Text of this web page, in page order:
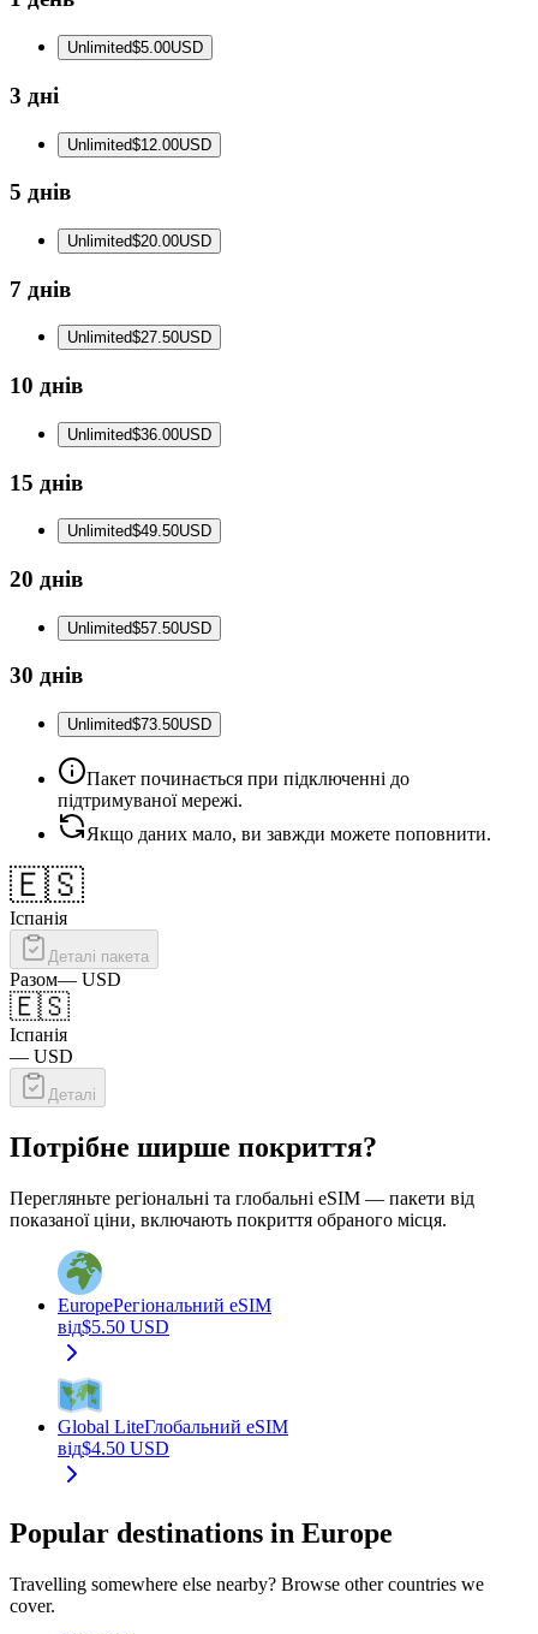
Unlimited$5.00USD
3 дні
Unlimited$12.00USD
5 днів
Unlimited$20.00USD
7 днів
Unlimited$27.50USD
10 днів
Unlimited$36.00USD
15 днів
Unlimited$49.50USD
20 днів
Unlimited$57.50USD
30 днів
Unlimited$73.50USD
Пакет починається при підключенні до
підтримуваної мережі.
Якщо даних мало, ви завжди можете поповнити.
🇪🇸
Іспанія
Деталі пакета
Разом— USD
🇪🇸
Іспанія
— USD
Деталі
Потрібне ширше покриття?
Перегляньте регіональні та глобальні eSIM — пакети від
показаної ціни, включають покриття обраного місця.
EuropeРегіональний eSIM
від$5.50 USD
Global LiteГлобальний eSIM
від$4.50 USD
Popular destinations in Europe
Travelling somewhere else nearby? Browse other countries we
cover.